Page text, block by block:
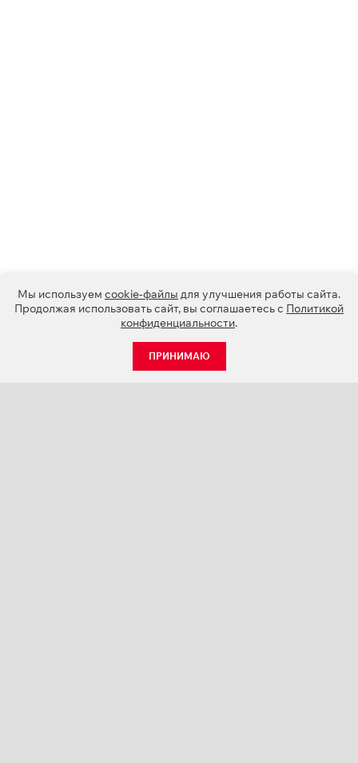
Мы используем cookie-файлы для улучшения работы сайта.
Продолжая использовать сайт, вы соглашаетесь с Политикой
конфиденциальности.
ПРИНИМАЮ